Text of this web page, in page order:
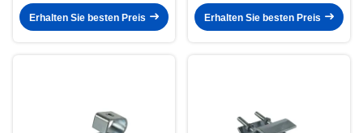
Erhalten Sie besten Preis
Erhalten Sie besten Preis